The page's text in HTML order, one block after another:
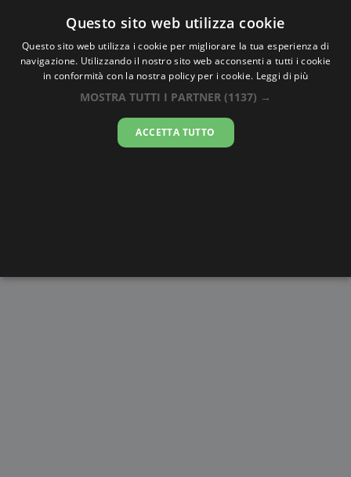
Oraesatta.co
Ora EsattaAuki
23:00:29
Questo sito web utilizza cookie
Questo sito web utilizza i cookie per migliorare la tua esperienza di
navigazione. Utilizzando il nostro sito web acconsenti a tutti i cookie
in conformità con la nostra policy per i cookie. Leggi di più
MOSTRA TUTTI I PARTNER (1137) →
ACCETTA TUTTO